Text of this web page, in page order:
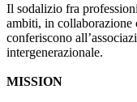
Il sodalizio fra
ambiti, in collaborazione
conferiscono
intergenerazionale.
MISSION